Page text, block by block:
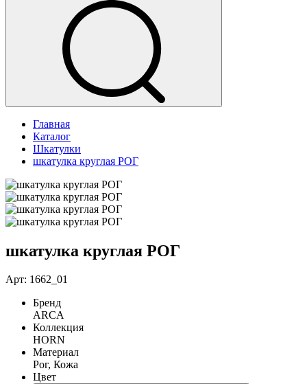
Главная
Каталог
Шкатулки
шкатулка круглая РОГ
шкатулка круглая РОГ
Арт: 1662_01
Бренд
ARCA
Коллекция
HORN
Материал
Рог, Кожа
Цвет